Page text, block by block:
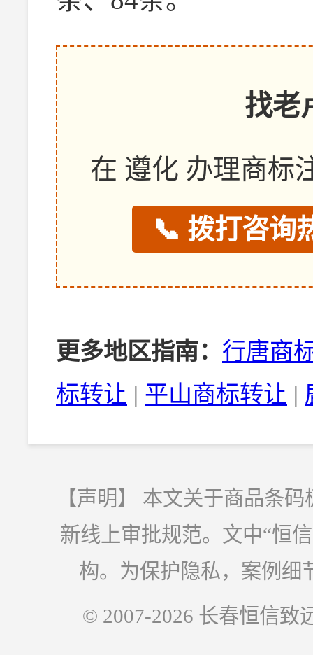
找老
在 遵化 办理商标
📞 拨打咨询
更多地区指南： 行唐商
标转让 | 平山商标转让 |
【声明】 本文关于商品条
新线上审批规范。文中“恒
构。为保护隐私，案例细
© 2007-2026 长春恒信致